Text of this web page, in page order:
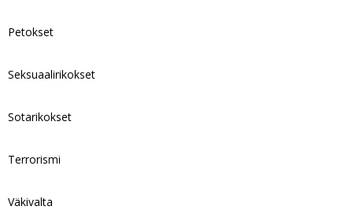
Petokset
Seksuaalirikokset
Sotarikokset
Terrorismi
Väkivalta